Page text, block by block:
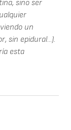
sino ser
un
sin epidural...).
esta